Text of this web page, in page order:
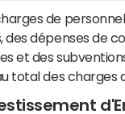
de
des dépenses de
et des
total des charges